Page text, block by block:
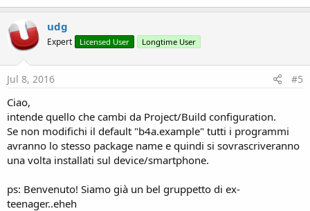
udg
Expert Licensed User Longtime User
Jul 8, 2016 #5
Ciao,
intende quello che cambi da Project/Build configuration.
Se non modifichi il default "b4a.example" tutti i programmi
avranno lo stesso package name e quindi si sovrascriveranno
una volta installati sul device/smartphone.
ps: Benvenuto! Siamo già un bel gruppetto di ex-
teenager..eheh